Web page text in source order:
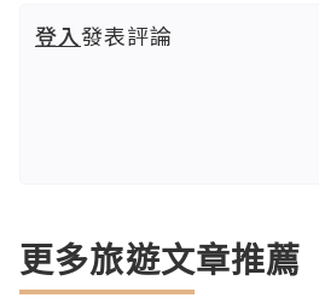
登入發表評論
更多旅遊文章推薦